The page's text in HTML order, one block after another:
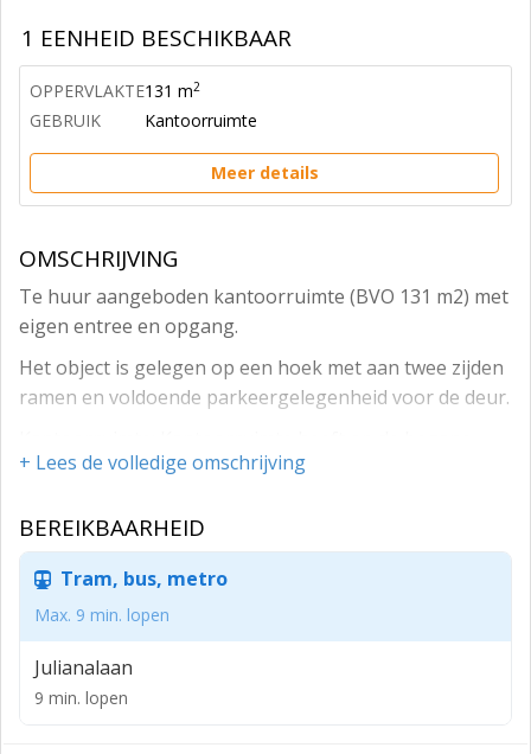
1 EENHEID BESCHIKBAAR
OPPERVLAKTE131 m2
GEBRUIK Kantoorruimte
Meer details
OMSCHRIJVING
Te huur aangeboden kantoorruimte (BVO 131 m2) met
eigen entree en opgang.
Het object is gelegen op een hoek met aan twee zijden
ramen en voldoende parkeergelegenheid voor de deur.
grond een eigen entree en op de eerste verdieping een
voorzijde en een kantoorruimte (39 m2) aan de
achterzijde met keuken voorzien van koelkast, oven,
gaskookplaat en afzuigkap.
Gehele object is voorzien van:
- Mogelijkheid tot glasvezel;
- Betonvloeren.
+ Lees de volledige omschrijving
BEREIKBAARHEID
Tram, bus, metro
Max. 9 min. lopen
Julianalaan
9 min. lopen